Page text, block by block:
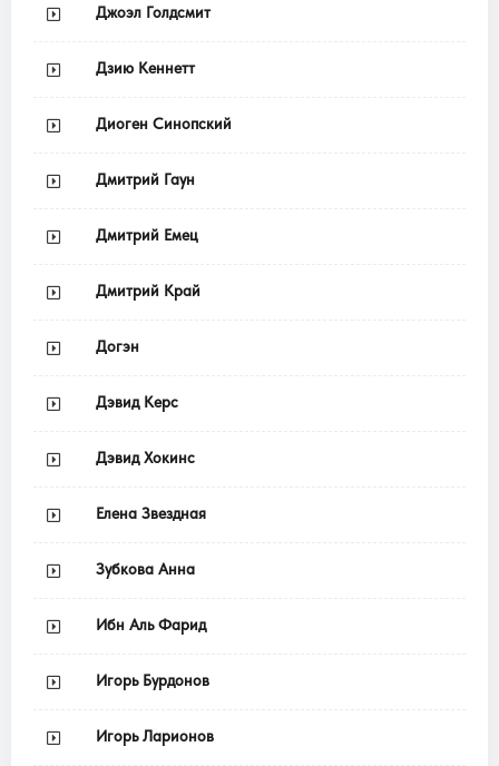
Джоэл Голдсмит
Дзию Кеннетт
Диоген Синопский
Дмитрий Гаун
Дмитрий Емец
Дмитрий Край
Догэн
Дэвид Керс
Дэвид Хокинс
Елена Звездная
Зубкова Анна
Ибн Аль Фарид
Игорь Бурдонов
Игорь Ларионов